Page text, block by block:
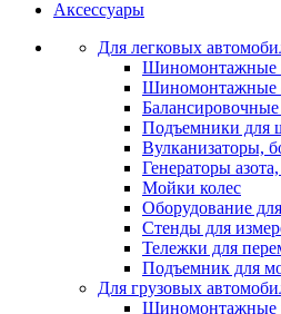
Аксессуары
Для легковых
Шиномонтажные
Шиномонтажные
Балансировочные
Подъемники для
Вулканизаторы,
Генераторы
Мойки колес
Оборудование
Стенды для
Тележки для
Подъемник для
Для грузовых
Шиномонтажные